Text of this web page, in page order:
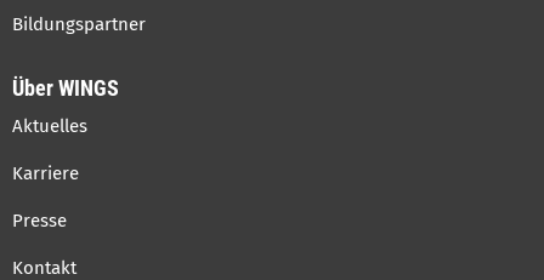
Bildungspartner
Über WINGS
Aktuelles
Karriere
Presse
Kontakt